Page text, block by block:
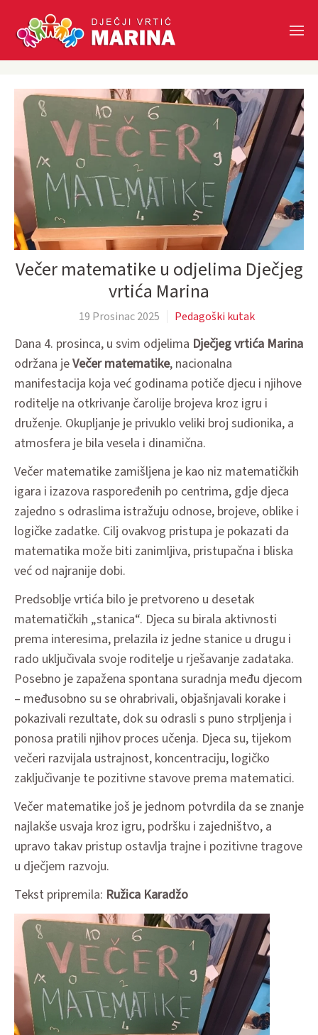
Skip to main content
Večer matematike u odjelima Dječjeg
vrtića Marina
19 Prosinac 2025 Pedagoški kutak
Dana 4. prosinca, u svim odjelima Dječjeg vrtića Marina
održana jeVečer matematike, nacionalna
manifestacija koja već godinama potiče djecu i njihove
roditelje na otkrivanje čarolije brojeva kroz igru i
druženje. Okupljanje je privuklo veliki broj sudionika, a
atmosfera je bila vesela i dinamična.
Večer matematike zamišljena je kao niz matematičkih
igara i izazova raspoređenih po centrima, gdje djeca
zajedno s odraslima istražuju odnose, brojeve, oblike i
logičke zadatke. Cilj ovakvog pristupa je pokazati da
matematika može biti zanimljiva, pristupačna i bliska
već od najranije dobi.
Predsoblje vrtića bilo je pretvoreno u desetak
matematičkih „stanica“. Djeca su birala aktivnosti
prema interesima, prelazila iz jedne stanice u drugu i
rado uključivala svoje roditelje u rješavanje zadataka.
Posebno je zapažena spontana suradnja među djecom
– međusobno su se ohrabrivali, objašnjavali korake i
pokazivali rezultate, dok su odrasli s puno strpljenja i
ponosa pratili njihov proces učenja. Djeca su, tijekom
večeri razvijala ustrajnost, koncentraciju, logičko
zaključivanje te pozitivne stavove prema matematici.
Večer matematike još je jednom potvrdila da se znanje
najlakše usvaja kroz igru, podršku i zajedništvo, a
upravo takav pristup ostavlja trajne i pozitivne tragove
u dječjem razvoju.
Tekst pripremila: Ružica Karadžo